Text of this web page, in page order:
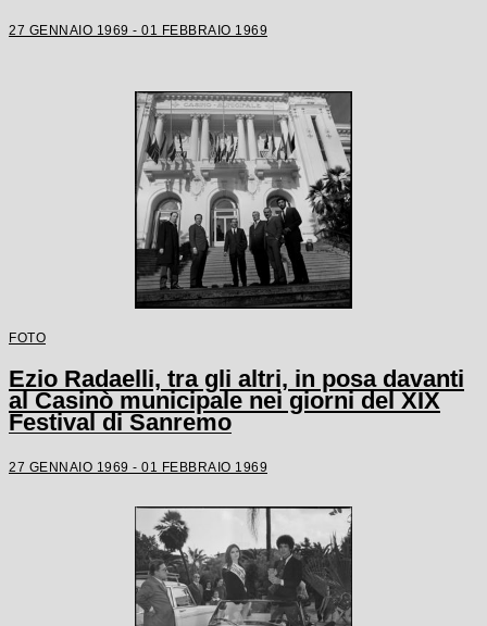
27 GENNAIO 1969 - 01 FEBBRAIO 1969
FOTO
Ezio Radaelli, tra gli altri, in posa davanti
al Casinò municipale nei giorni del XIX
Festival di Sanremo
27 GENNAIO 1969 - 01 FEBBRAIO 1969